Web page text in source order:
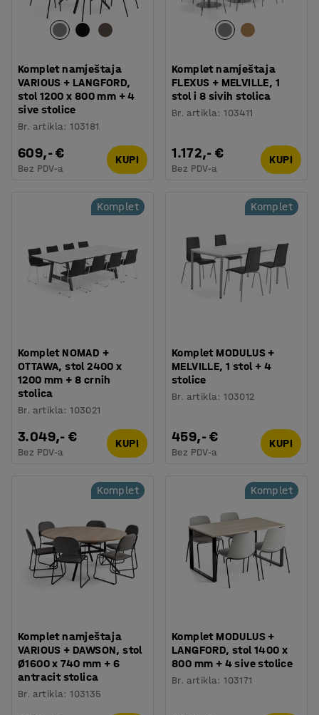
Komplet namještaja
VARIOUS + LANGFORD,
stol 1200 x 800 mm + 4
sive stolice
Br. artikla:103181
609,- €
Bez PDV-a
KUPI
Komplet namještaja
FLEXUS + MELVILLE, 1
stol i 8 sivih stolica
Br. artikla:103411
1.172,- €
Bez PDV-a
KUPI
Komplet
Komplet NOMAD +
OTTAWA, stol 2400 x
1200 mm + 8 crnih
stolica
Br. artikla:103021
3.049,- €
Bez PDV-a
KUPI
Komplet
Komplet MODULUS +
MELVILLE, 1 stol + 4
stolice
Br. artikla:103012
459,- €
Bez PDV-a
KUPI
Komplet
Komplet namještaja
VARIOUS + DAWSON, stol
Ø1600 x 740 mm + 6
antracit stolica
Br. artikla:103135
Komplet
Komplet MODULUS +
LANGFORD, stol 1400 x
800 mm + 4 sive stolice
Br. artikla:103171